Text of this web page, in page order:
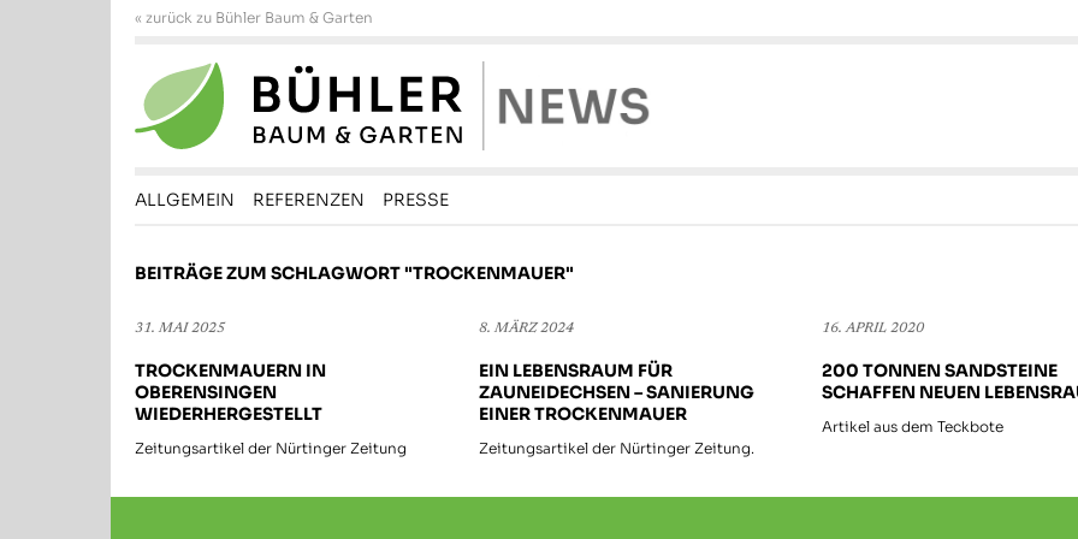
« zurück zu Bühler Baum & Garten
ALLGEMEIN REFERENZEN PRESSE
BEITRÄGE ZUM SCHLAGWORT "TROCKENMAUER"
31. MAI 2025
TROCKENMAUERN IN
OBERENSINGEN
WIEDERHERGESTELLT
Zeitungsartikel der Nürtinger Zeitung
8. MÄRZ 2024
EIN LEBENSRAUM FÜR
ZAUNEIDECHSEN – SANIERUNG
EINER TROCKENMAUER
Zeitungsartikel der Nürtinger Zeitung.
16. APRIL 2020
200 TONNEN SANDSTEINE
SCHAFFEN NEUEN
Artikel aus dem Teckbote